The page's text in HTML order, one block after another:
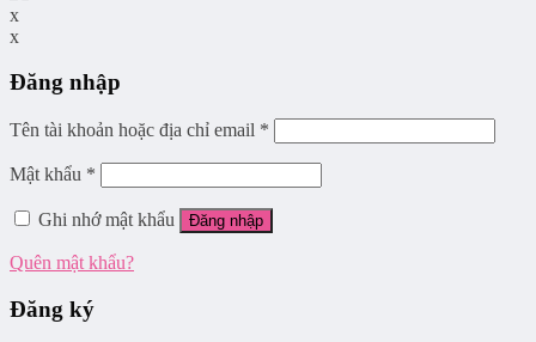
x
x
Đăng nhập
Tên tài khoản hoặc địa chỉ email *
Mật khẩu *
Ghi nhớ mật khẩu Đăng nhập
Quên mật khẩu?
Đăng ký